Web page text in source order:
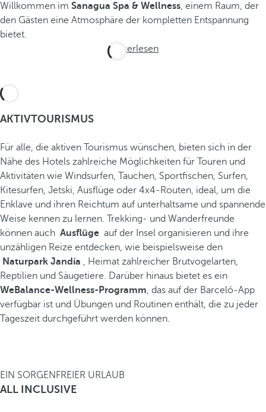
Willkommen im Sanagua Spa & Wellness, einem Raum, der
den Gästen eine Atmosphäre der kompletten Entspannung
bietet.
Weiterlesen
AKTIVTOURISMUS
Für alle, die aktiven Tourismus wünschen, bieten sich in der
Nähe des Hotels zahlreiche Möglichkeiten für Touren und
Aktivitäten wie Windsurfen, Tauchen, Sportfischen, Surfen,
Kitesurfen, Jetski, Ausflüge oder 4x4-Routen, ideal, um die
Enklave und ihren Reichtum auf unterhaltsame und spannende
Weise kennen zu lernen. Trekking- und Wanderfreunde
können auch Ausflüge auf der Insel organisieren und ihre
unzähligen Reize entdecken, wie beispielsweise den
Naturpark Jandía , Heimat zahlreicher Brutvogelarten,
Reptilien und Säugetiere. Darüber hinaus bietet es ein
WeBalance-Wellness-Programm, das auf der Barceló-App
verfügbar ist und Übungen und Routinen enthält, die zu jeder
Tageszeit durchgeführt werden können.
EIN SORGENFREIER URLAUB
ALL INCLUSIVE